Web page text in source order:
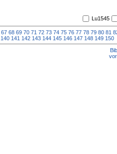
Lu1545
67 68 69 70 71 72 73 74 75 76 77 78 79 80 81
140 141 142 143 144 145 146 147 148 149 150